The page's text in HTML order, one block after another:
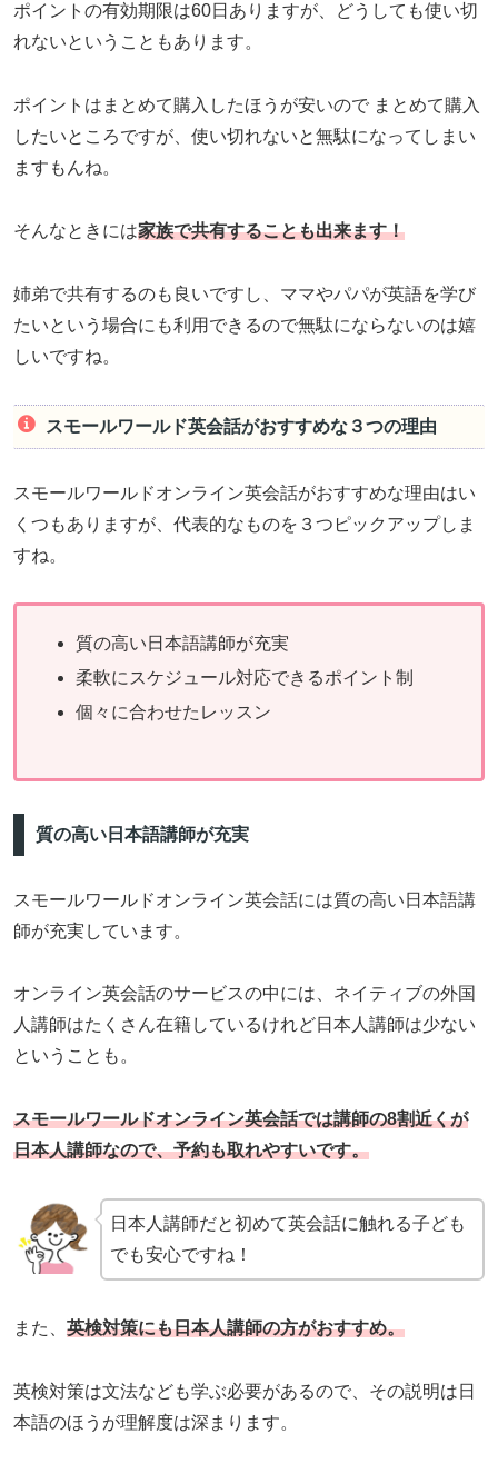
ポイントの有効期限は60日ありますが、どうしても使い切
れないということもあります。
ポイントはまとめて購入したほうが安いので まとめて購入
したいところですが、使い切れないと無駄になってしまい
ますもんね。
そんなときには家族で共有することも出来ます！
姉弟で共有するのも良いですし、ママやパパが英語を学び
たいという場合にも利用できるので無駄にならないのは嬉
しいですね。
スモールワールド英会話がおすすめな３つの理由
スモールワールドオンライン英会話がおすすめな理由はい
くつもありますが、代表的なものを３つピックアップしま
すね。
質の高い日本語講師が充実
柔軟にスケジュール対応できるポイント制
個々に合わせたレッスン
質の高い日本語講師が充実
スモールワールドオンライン英会話には質の高い日本語講
師が充実しています。
オンライン英会話のサービスの中には、ネイティブの外国
人講師はたくさん在籍しているけれど日本人講師は少ない
ということも。
スモールワールドオンライン英会話では講師の8割近くが
日本人講師なので、予約も取れやすいです。
日本人講師だと初めて英会話に触れる子ども
でも安心ですね！
また、 英検対策にも日本人講師の方がおすすめ。
英検対策は文法なども学ぶ必要があるので、その説明は日
本語のほうが理解度は深まります。